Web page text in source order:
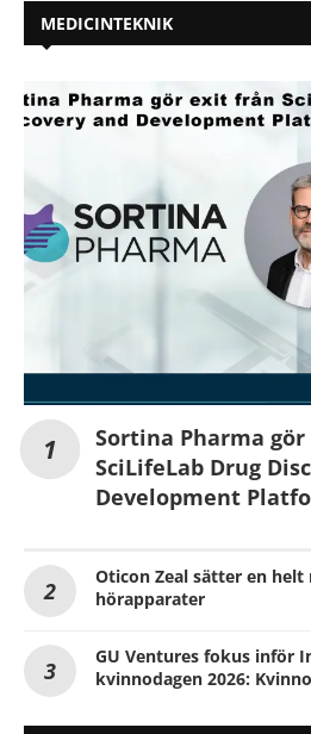
MEDICINTEKNIK
Sortina Pharma
SciLifeLab Drug
Development
Oticon Zeal sätter en
hörapparater
GU Ventures fokus inför
kvinnodagen 2026: